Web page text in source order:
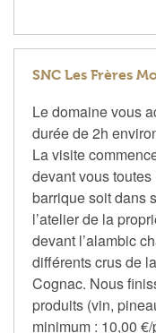
SNC Les Frères
Le domaine vous
durée de 2h
La visite
devant vous
barrique soit dans
l’atelier de la
devant l’alambic
différents crus de
Cognac. Nous
produits (vin,
minimum : 10,00